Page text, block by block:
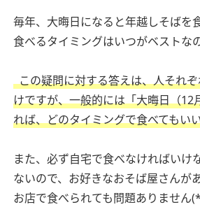
毎年、大晦日になると年越しそばを
食べるタイミングはいつがベストな
この疑問に対する答えは、人それ
けですが、一般的には「大晦日（12
れば、どのタイミングで食べてもい
また、必ず自宅で食べなければいけ
ないので、お好きなおそば屋さんが
お店で食べられても問題ありません